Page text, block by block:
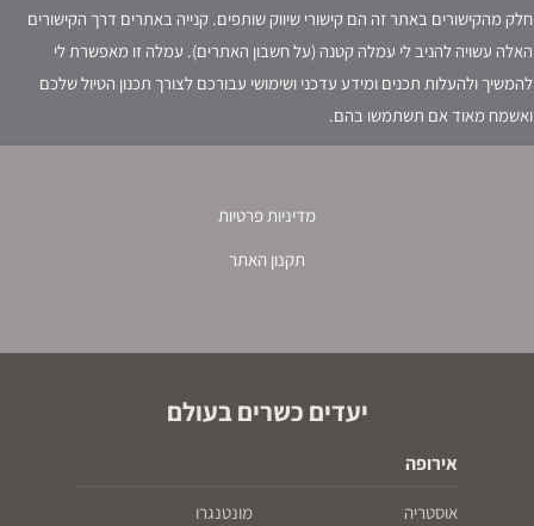
חלק מהקישורים באתר זה הם קישורי שיווק שותפים. קנייה באתרים דרך הקישורים
האלה עשויה להניב לי עמלה קטנה (על חשבון האתרים). עמלה זו מאפשרת לי
להמשיך ולהעלות תכנים ומידע עדכני ושימושי עבורכם לצורך תכנון הטיול שלכם
ואשמח מאוד אם תשתמשו בהם.
מדיניות פרטיות
תקנון האתר
יעדים כשרים בעולם
אירופה
אוסטריה
מונטנגרו